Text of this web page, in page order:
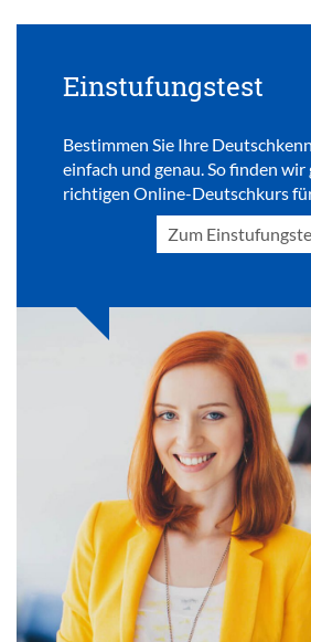
Einstufungstest
Bestimmen Sie Ihre
einfach und genau. So finden wir
richtigen Online-Deutschkurs für
Zum